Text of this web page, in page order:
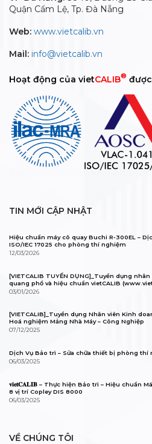
Quận Cẩm Lệ, Tp. Đà Nẵng
Web: www.vietcalib.vn
Mail: info@vietcalib.vn
Hoạt động của vietCALIB®
TIN MỚI CẬP NHẬT
Hiệu chuẩn máy cô quay Buchi R-300EL –
ISO/IEC 17025 cho phòng thí nghiệm
12/03/2026
[VIETCALIB TUYỂN DỤNG]_Tuyển dụng
quang phổ và hiệu chuẩn vietCALIB
03/01/2026
[VIETCALIB]_Tuyển dụng Nhân viên Kinh
Hoá nghiệm Mảng Nhà Máy – Công Nghiệp
07/12/2025
Dịch Vụ Bảo trì – Sửa chữa thiết bị phòng thí
06/03/2025
𝐯𝐢𝐞𝐭𝐂𝐀𝐋𝐈𝐁 – Thực hiện Bảo trì – Hiệu chuẩn
8 vị trí Copley DIS 8000
06/03/2025
VỀ CHÚNG TÔI